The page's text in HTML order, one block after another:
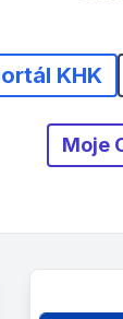
KHK
Moje